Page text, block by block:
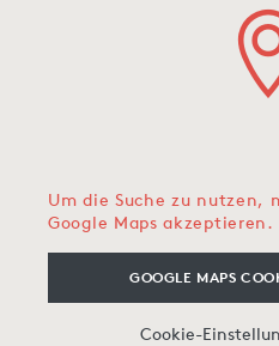
Um die Suche zu nutzen,
Google Maps akzeptieren.
GOOGLE MAPS
Cookie-